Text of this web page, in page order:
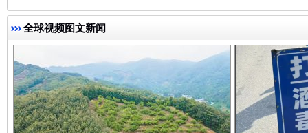
全球视频图文新闻
以产业富民促振兴 酒驾